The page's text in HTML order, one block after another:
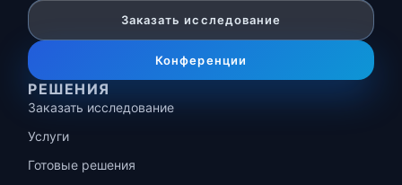
Заказать исследование
Конференции
РЕШЕНИЯ
Заказать исследование
Услуги
Готовые решения